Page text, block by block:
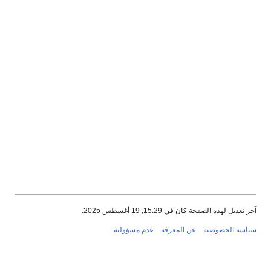
آخر تعديل لهذه الصفحة كان في 15:29, 19 أغسطس 2025.
سياسة الخصوصية عن المعرفة عدم مسؤولية